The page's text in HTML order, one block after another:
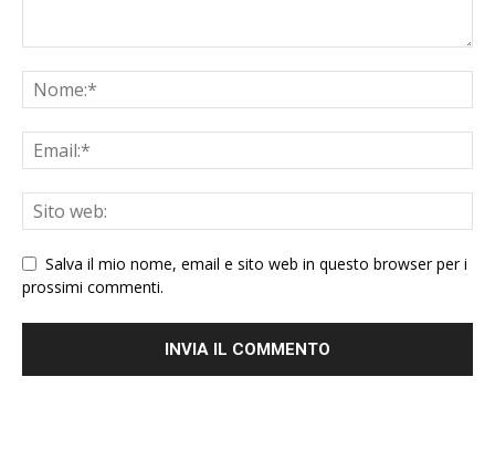
Salva il mio nome, email e sito web in questo browser per i
prossimi commenti.